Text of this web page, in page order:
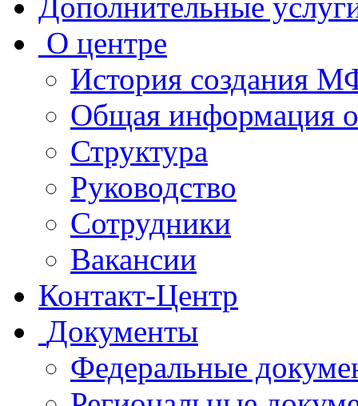
Дополнительные
О центре
История создания
Общая
Структура
Руководство
Сотрудники
Вакансии
Контакт-Центр
Документы
Федеральные